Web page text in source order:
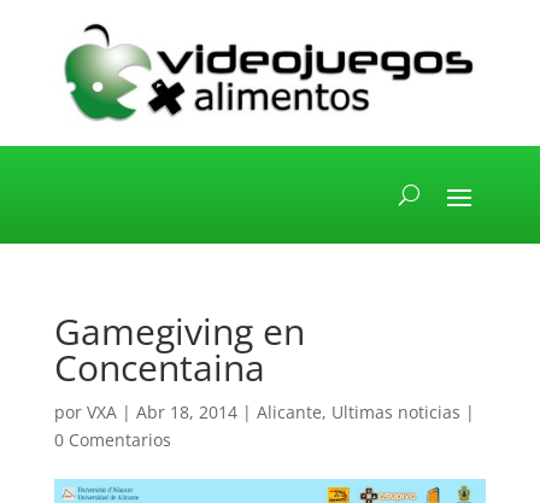
Gamegiving en
Concentaina
por VXA| Abr 18, 2014| Alicante, Ultimas noticias |
0 Comentarios